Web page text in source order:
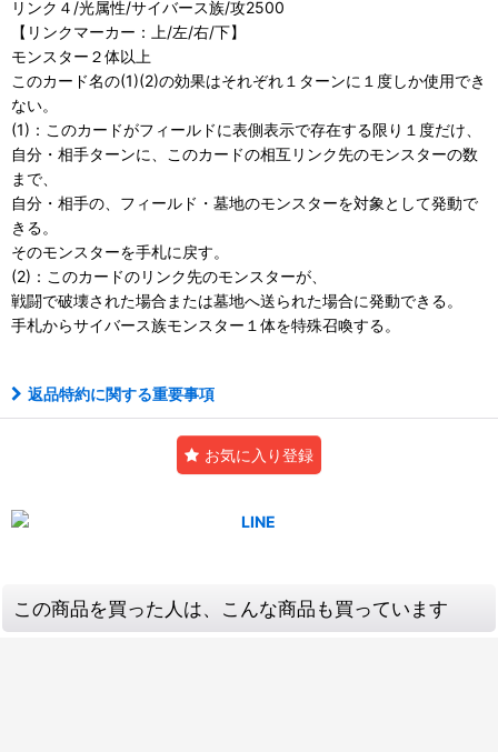
リンク４/光属性/サイバース族/攻2500
【リンクマーカー：上/左/右/下】
モンスター２体以上
このカード名の(1)(2)の効果はそれぞれ１ターンに１度しか使用でき
ない。
(1)：このカードがフィールドに表側表示で存在する限り１度だけ、
自分・相手ターンに、このカードの相互リンク先のモンスターの数
まで、
自分・相手の、フィールド・墓地のモンスターを対象として発動で
きる。
そのモンスターを手札に戻す。
(2)：このカードのリンク先のモンスターが、
戦闘で破壊された場合または墓地へ送られた場合に発動できる。
手札からサイバース族モンスター１体を特殊召喚する。
返品特約に関する重要事項
お気に入り登録
この商品を買った人は、こんな商品も買っています